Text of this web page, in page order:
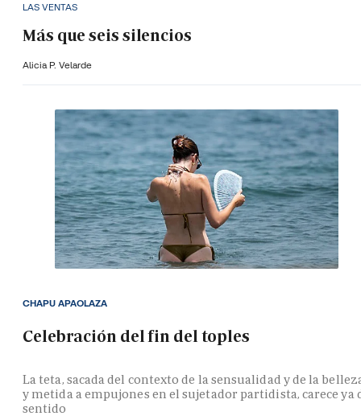
LAS VENTAS
Más que seis silencios
Alicia P. Velarde
Celebración del fin del toples
La teta, sacada del contexto de la sensualidad y de la
y metida a empujones en el sujetador partidista, carece ya
sentido
CHAPU APAOLAZA